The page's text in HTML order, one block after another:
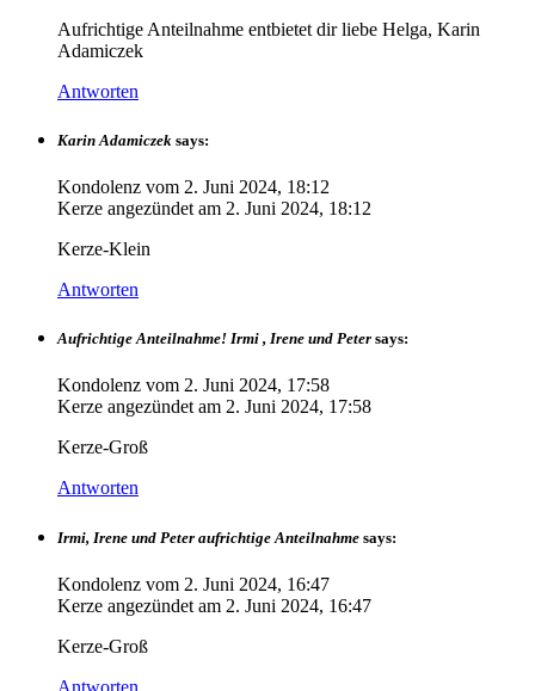
Aufrichtige Anteilnahme entbietet dir liebe Helga, Karin
Adamiczek
Antworten
Karin Adamiczek says:
Kondolenz vom 2. Juni 2024, 18:12
Kerze angezündet am 2. Juni 2024, 18:12
Kerze-Klein
Antworten
Aufrichtige Anteilnahme! Irmi , Irene und Peter says:
Kondolenz vom 2. Juni 2024, 17:58
Kerze angezündet am 2. Juni 2024, 17:58
Kerze-Groß
Antworten
Irmi, Irene und Peter aufrichtige Anteilnahme says:
Kondolenz vom 2. Juni 2024, 16:47
Kerze angezündet am 2. Juni 2024, 16:47
Kerze-Groß
Antworten